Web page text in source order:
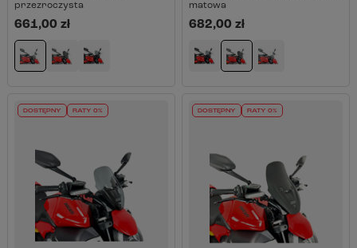
przezroczysta
661,00 zł
matowa
682,00 zł
DOSTĘPNY RATY 0% DOSTĘPNY RATY 0%